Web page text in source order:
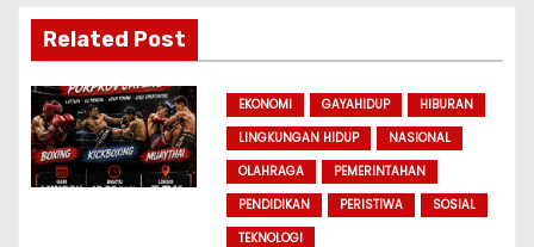
a
t
i
o
Related Post
EKONOMI GAYAHIDUP
HIBURAN
LINGKUNGAN HIDUP
NASIONAL
OLAHRAGA
PEMERINTAHAN
PENDIDIKAN
PERISTIWA
SOSIAL
TEKNOLOGI